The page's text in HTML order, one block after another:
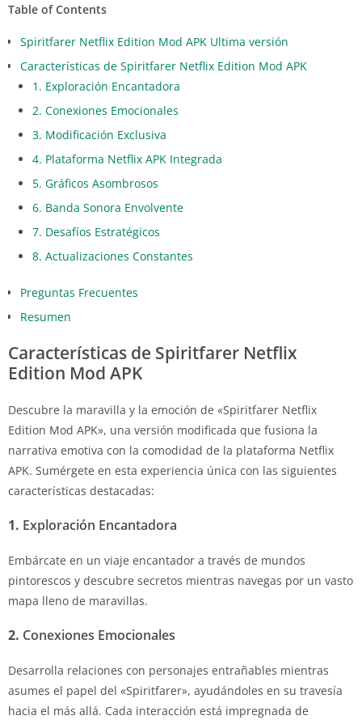
Table of Contents
Spiritfarer Netflix Edition Mod APK Ultima versión
Características de Spiritfarer Netflix Edition Mod APK
1. Exploración Encantadora
2. Conexiones Emocionales
3. Modificación Exclusiva
4. Plataforma Netflix APK Integrada
5. Gráficos Asombrosos
6. Banda Sonora Envolvente
7. Desafíos Estratégicos
8. Actualizaciones Constantes
Preguntas Frecuentes
Resumen
Características de Spiritfarer Netflix
Edition Mod APK
Descubre la maravilla y la emoción de «Spiritfarer Netflix
Edition Mod APK», una versión modificada que fusiona la
narrativa emotiva con la comodidad de la plataforma Netflix
APK. Sumérgete en esta experiencia única con las siguientes
características destacadas:
1. Exploración Encantadora
Embárcate en un viaje encantador a través de mundos
pintorescos y descubre secretos mientras navegas por un vasto
mapa lleno de maravillas.
2. Conexiones Emocionales
Desarrolla relaciones con personajes entrañables mientras
asumes el papel del «Spiritfarer», ayudándoles en su travesía
hacia el más allá. Cada interacción está impregnada de